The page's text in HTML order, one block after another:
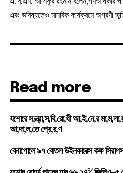
এবং ভবিষ্যতেও মানবিক কার্যক্রমে অগ্রণী
Read more
যশোরে স,ন্ত্রা,স,বি,রো,ধী আ,ই,নে,র
আ,দা,ল,তে প্রে,র,ণ
বেনাপোলে ৯৭ বোতল উইনকারেক্স কফ